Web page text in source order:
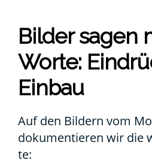
Bil­der sagen
Wor­te:
Ein­bau
Auf den Bil­dern vom
doku­men­tie­ren wir die
te: